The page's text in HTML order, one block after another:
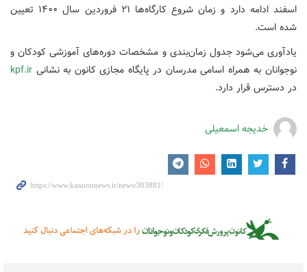
اسفند ادامه دارد و زمان شروع کارگاه‌ها ۲۱ فروردین سال ۱۴۰۰ تعیین
شده است.
یادآوری می‌شود جدول زمان‌بندی و مشخصات دوره‌های آموزشی کودکان و
نوجوانان به همراه اسامی مدرسان در پایگاه مجازی کانون به نشانی kpf.ir
در دسترس قرار دارد.
خدیجه اسمعیلی